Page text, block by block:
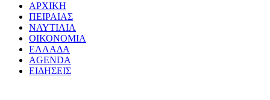
ΑΡΧΙΚΗ
ΠΕΙΡΑΙΑΣ
ΝΑΥΤΙΛΙΑ
ΟΙΚΟΝΟΜΙΑ
ΕΛΛΑΔΑ
AGENDA
ΕΙΔΗΣΕΙΣ